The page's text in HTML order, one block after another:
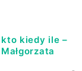
kiedy ile –